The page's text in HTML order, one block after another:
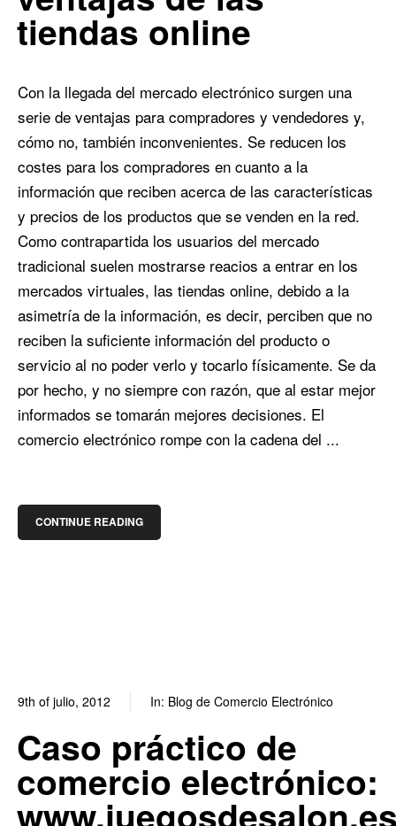
tiendas online
Con la llegada del mercado electrónico surgen una
serie de ventajas para compradores y vendedores y,
cómo no, también inconvenientes. Se reducen los
costes para los compradores en cuanto a la
información que reciben acerca de las características
y precios de los productos que se venden en la red.
Como contrapartida los usuarios del mercado
tradicional suelen mostrarse reacios a entrar en los
mercados virtuales, las tiendas online, debido a la
asimetría de la información, es decir, perciben que no
reciben la suficiente información del producto o
servicio al no poder verlo y tocarlo físicamente. Se da
por hecho, y no siempre con razón, que al estar mejor
informados se tomarán mejores decisiones. El
comercio electrónico rompe con la cadena del ...
CONTINUE READING
9th of julio, 2012 In: Blog de Comercio Electrónico
Caso práctico de
comercio electrónico: